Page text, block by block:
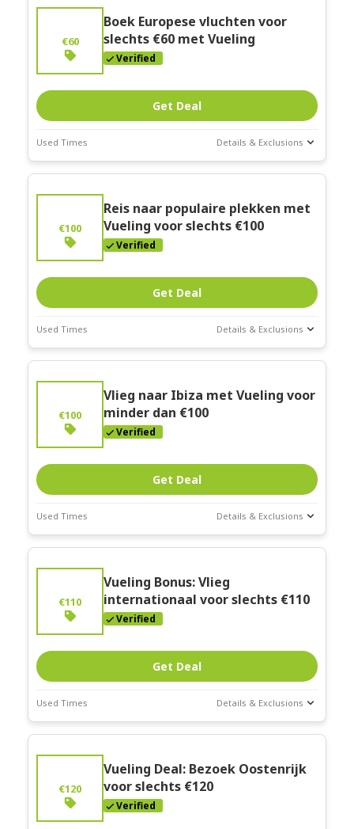
Expires:Feb-
€60
Boek Europese vluchten voor
slechts €60 met Vueling
Verified
Get Deal
Used Times Details & Exclusions
Deal Stats
Expires:Feb-
€100
Reis naar populaire plekken met
Vueling voor slechts €100
Verified
Get Deal
Used Times Details & Exclusions
Deal Stats
Expires:Feb-
€100
Vlieg naar Ibiza met Vueling voor
minder dan €100
Verified
Get Deal
Used Times Details & Exclusions
Deal Stats
Expires:Feb-
€110
Vueling Bonus: Vlieg
internationaal voor slechts €110
Verified
Get Deal
Used Times Details & Exclusions
Deal Stats
Expires:Feb-
€120
Vueling Deal: Bezoek Oostenrijk
voor slechts €120
Verified